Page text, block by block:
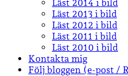
Läst 2014 i bild
Läst 2013 i bild
Läst 2012 i bild
Läst 2011 i bild
Läst 2010 i bild
Kontakta mig
Följ bloggen (e-post /